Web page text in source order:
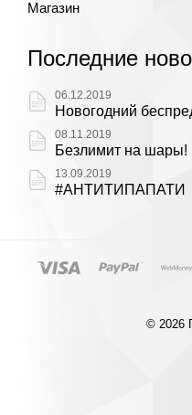
Магазин
Последние
06.12.2019
Новогодний
08.11.2019
Безлимит на шары!
13.09.2019
#АНТИТИПАПАТИ
© 2026